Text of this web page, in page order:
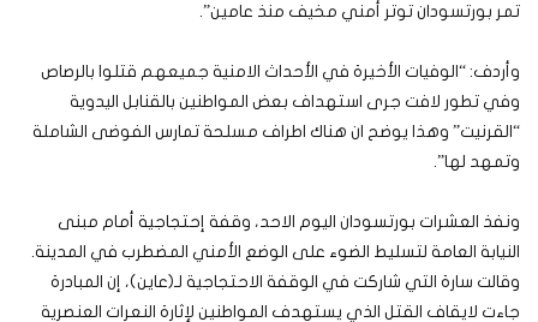
تمر بورتسودان توتر أمني مخيف منذ عامين”.
وأردف: “الوفيات الأخيرة في الأحداث الامنية جميعهم قتلوا بالرصاص
وفي تطور لافت جرى استهداف بعض المواطنين بالقنابل اليدوية
“القرنيت” وهذا يوضح ان هناك اطراف مسلحة تمارس الفوضى الشاملة
وتمهد لها”.
ونفذ العشرات بورتسودان اليوم الاحد، وقفة إحتجاجية أمام مبنى
النيابة العامة لتسليط الضوء على الوضع الأمني المضطرب في المدينة.
وقالت سارة التي شاركت في الوقفة الاحتجاجية لـ(عاين)، إن المبادرة
جاءت لايقاف القتل الذي يستهدف المواطنين لإثارة النعرات العنصرية